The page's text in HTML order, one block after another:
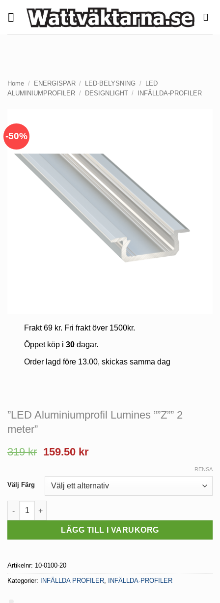
Home / ENERGISPAR / LED-BELYSNING /
LED
ALUMINIUMPROFILER / DESIGNLIGHT / INFÄLLDA-PROFILER
-50%
Frakt 69 kr. Fri frakt över 1500kr.
Öppet köp i 30dagar.
Order lagd före 13.00, skickas samma dag
”LED Aluminiumprofil Lumines ””Z”” 2
meter”
319kr 159.50 kr
Välj Färg
RENSA
"LED Aluminiumprofil Lumines ""Z"" 2 meter" mängd
LÄGG TILL I VARUKORG
Artikelnr: 10-0100-20
Kategorier: INFÄLLDA PROFILER, INFÄLLDA-PROFILER